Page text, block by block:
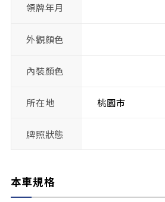
領牌年月
外觀顏色
內裝顏色
所在地 桃園市
牌照狀態
本車規格